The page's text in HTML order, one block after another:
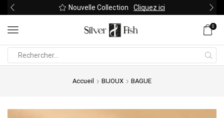
Nouvelle Collection Cliquez ici
0
Accueil BIJOUX BAGUE